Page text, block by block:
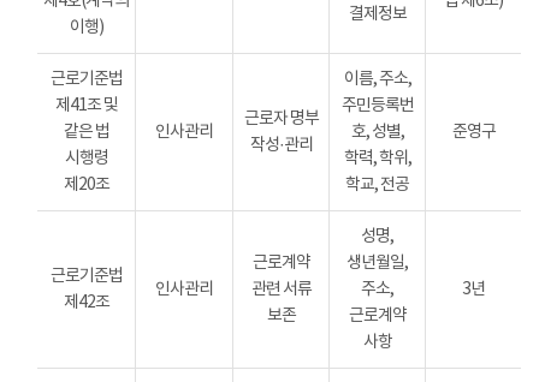
이행)
결제정보
근로기준법
제41조 및
같은 법
시행령
제20조
인사관리
근로자 명부
작성·관리
이름, 주소,
주민등록번
호, 성별,
학력, 학위,
학교, 전공
준영구
근로기준법
제42조
인사관리
근로계약
관련 서류
보존
성명,
생년월일,
주소,
근로계약
사항
3년